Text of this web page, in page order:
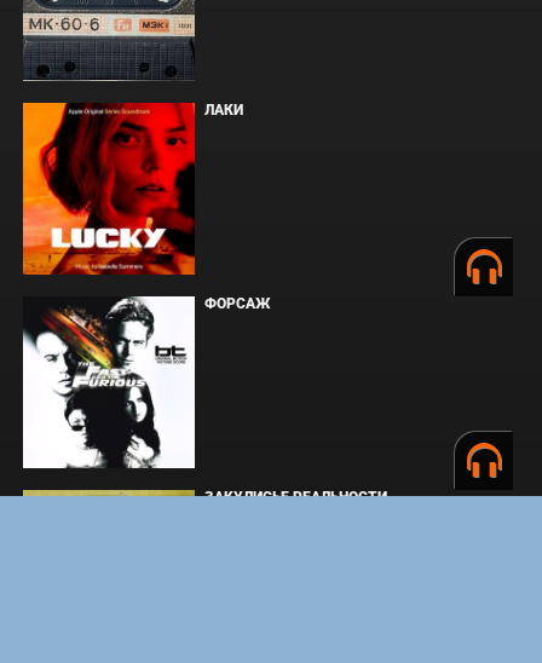
ЛАКИ
ФОРСАЖ
ЗАКУЛИСЬЕ РЕАЛЬНОСТИ